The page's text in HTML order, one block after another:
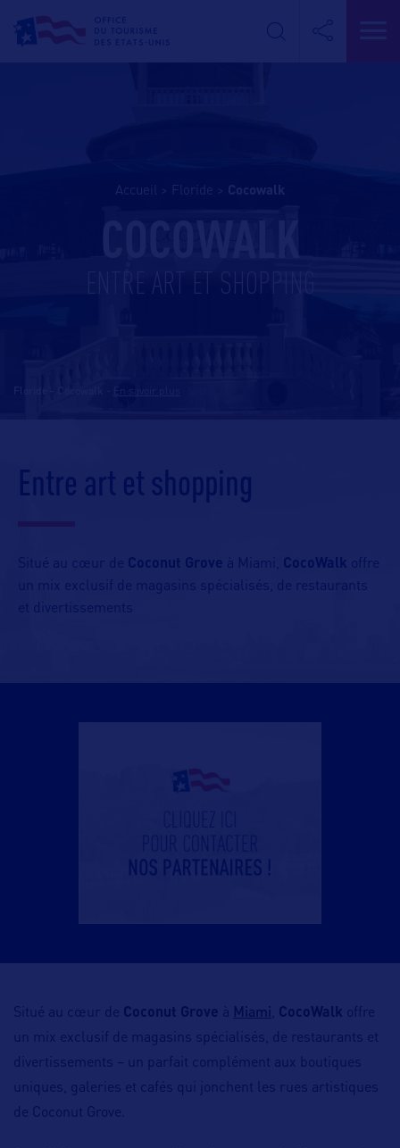
Accueil Floride cocowalk
COCOWALK
ENTRE ART ET SHOPPING
Entre art et shopping
Situé au cœur de Coconut Grove à Miami, CocoWalk offre
un mix exclusif de magasins spécialisés, de restaurants
et divertissements
Situé au cœur de Coconut Grove à Miami CocoWalk offre
un mix exclusif de magasins spécialisés, de restaurants et
divertissements – un parfait complément aux boutiques
uniques, galeries et cafés qui jonchent les rues artistiques
de Coconut Grove.